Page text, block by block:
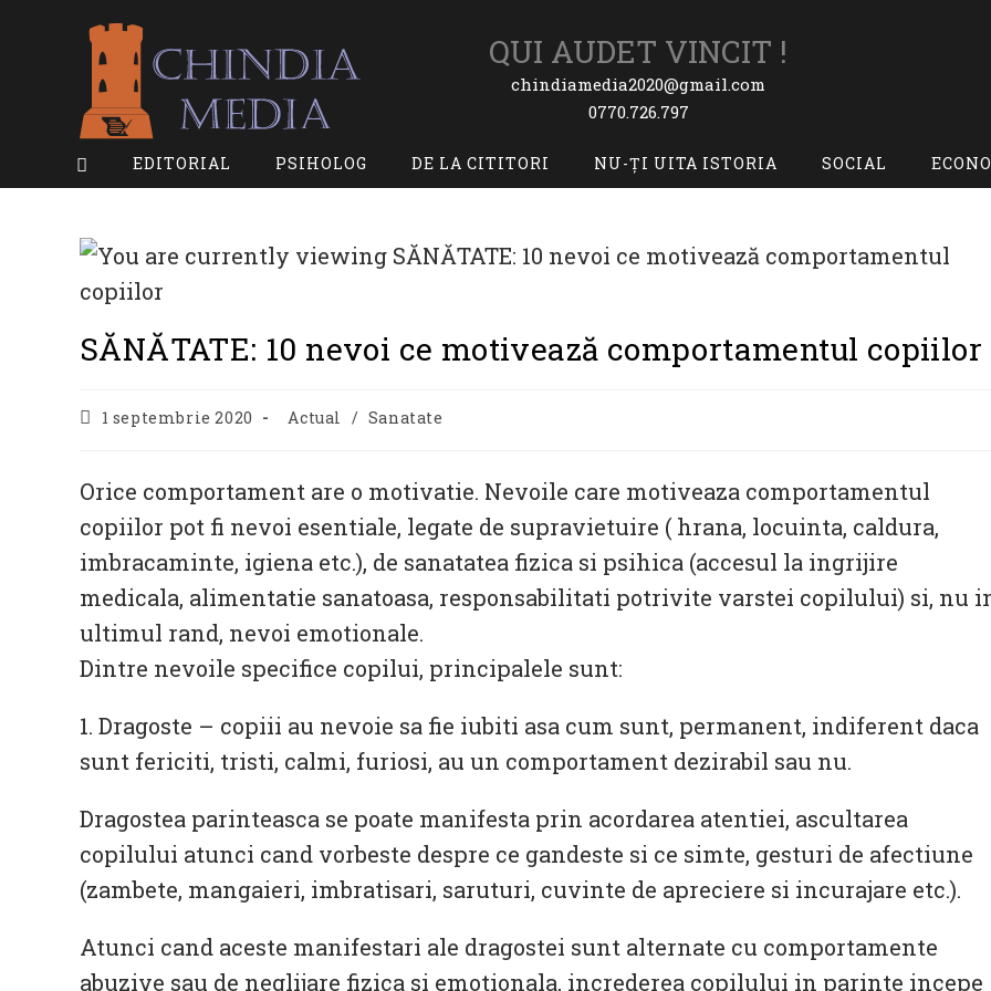
QUI AUDET VINCIT !
chindiamedia2020@gmail.com
0770.726.797
EDITORIAL PSIHOLOG DE LA CITITORI NU-ȚI UITA ISTORIA SOCIAL
SĂNĂTATE: 10 nevoi ce motivează comportamentul copiilor
Post1 septembrie 2020
Post
Actual / Sanatate
Orice comportament are o motivatie. Nevoile care motiveaza comportamentul
copiilor pot fi nevoi esentiale, legate de supravietuire ( hrana, locuinta, caldura,
imbracaminte, igiena etc.), de sanatatea fizica si psihica (accesul la ingrijire
medicala, alimentatie sanatoasa, responsabilitati potrivite varstei copilului) si, nu
ultimul rand, nevoi emotionale.
Dintre nevoile specifice copilui, principalele sunt:
1. Dragoste – copiii au nevoie sa fie iubiti asa cum sunt, permanent, indiferent daca
sunt fericiti, tristi, calmi, furiosi, au un comportament dezirabil sau nu.
Dragostea parinteasca se poate manifesta prin acordarea atentiei, ascultarea
copilului atunci cand vorbeste despre ce gandeste si ce simte, gesturi de afectiune
(zambete, mangaieri, imbratisari, saruturi, cuvinte de apreciere si incurajare etc.).
Atunci cand aceste manifestari ale dragostei sunt alternate cu comportamente
abuzive sau de neglijare fizica si emotionala, increderea copilului in parinte incepe